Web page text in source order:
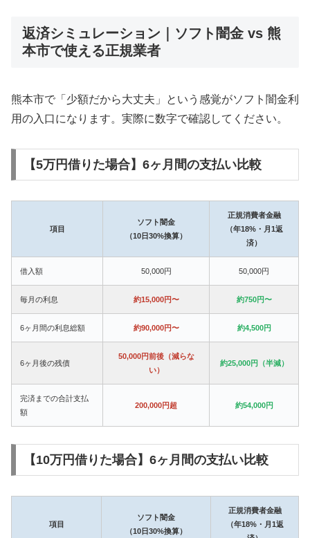
返済シミュレーション｜ソフト闇金 vs 熊
本市で使える正規業者
熊本市で「少額だから大丈夫」という感覚がソフト闇金利
用の入口になります。実際に数字で確認してください。
【5万円借りた場合】6ヶ月間の支払い比較
項目
ソフト闇金
（10日30%換算）
正規消費者金融
（年18%・月1返
済）
借入額 50,000円 50,000円
毎月の利息 約15,000円〜 約750円〜
6ヶ月間の利息総額 約90,000円〜 約4,500円
6ヶ月後の残債
50,000円前後（減らな
い）
約25,000円（半減）
完済までの合計支払
額
200,000円超 約54,000円
【10万円借りた場合】6ヶ月間の支払い比較
項目
ソフト闇金
（10日30%換算）
正規消費者金融
（年18%・月1返